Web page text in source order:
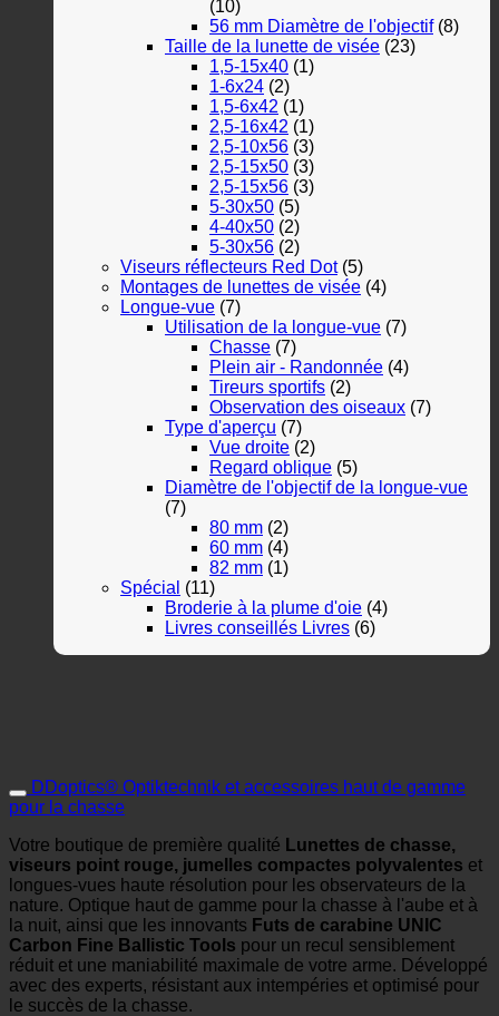
(10)
56 mm Diamètre de l'objectif (8)
Taille de la lunette de visée (23)
1,5-15x40 (1)
1-6x24 (2)
1,5-6x42 (1)
2,5-16x42 (1)
2,5-10x56 (3)
2,5-15x50 (3)
2,5-15x56 (3)
5-30x50 (5)
4-40x50 (2)
5-30x56 (2)
Viseurs réflecteurs Red Dot (5)
Montages de lunettes de visée (4)
Longue-vue (7)
Utilisation de la longue-vue (7)
Chasse (7)
Plein air - Randonnée (4)
Tireurs sportifs (2)
Observation des oiseaux (7)
Type d'aperçu (7)
Vue droite (2)
Regard oblique (5)
Diamètre de l'objectif de la longue-vue
(7)
80 mm (2)
60 mm (4)
82 mm (1)
Spécial (11)
Broderie à la plume d'oie (4)
Livres conseillés Livres (6)
DDoptics® Optiktechnik et accessoires haut de gamme
pour la chasse
Votre boutique de première qualité Lunettes de chasse,
viseurs point rouge, jumelles compactes polyvalentes et
longues-vues haute résolution pour les observateurs de la
nature. Optique haut de gamme pour la chasse à l'aube et à
la nuit, ainsi que les innovants Futs de carabine UNIC
Carbon Fine Ballistic Tools pour un recul sensiblement
réduit et une maniabilité maximale de votre arme. Développé
avec des experts, résistant aux intempéries et optimisé pour
le succès de la chasse.